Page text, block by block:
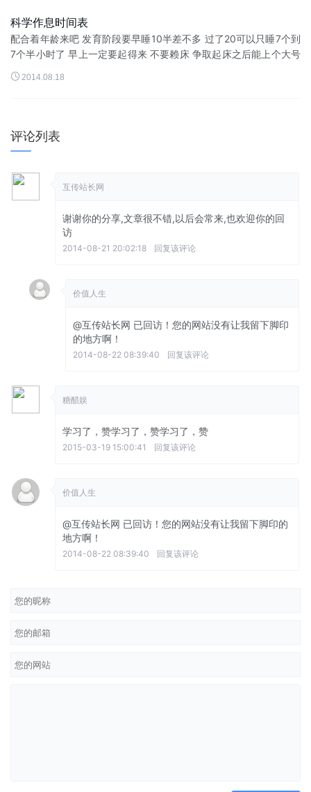
科学作息时间表
配合着年龄来吧 发育阶段要早睡10半差不多 过了20可以只睡7个到
7个半小时了 早上一定要起得来 不要赖床 争取起床之后能上个大号
然后洗漱完了之后吃个丰富的早餐 早餐非常重要!!!本人好养生 下面
是...
 2014.08.18
评论列表
互传站长网
谢谢你的分享,文章很不错,以后会常来,也欢迎你的回
访
2014-08-21 20:02:18 回复该评论
价值人生
@互传站长网 已回访！您的网站没有让我留下脚印
的地方啊！
2014-08-22 08:39:40 回复该评论
糖醋娱
学习了，赞学习了，赞学习了，赞
2015-03-19 15:00:41 回复该评论
价值人生
@互传站长网 已回访！您的网站没有让我留下脚印的
地方啊！
2014-08-22 08:39:40 回复该评论